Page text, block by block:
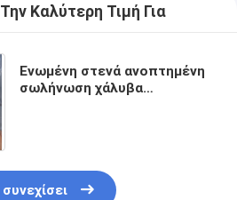
Καλύτερη Τιμή Για
Ενωμένη στενά ανοπτημένη
σωλήνωση χάλυβα